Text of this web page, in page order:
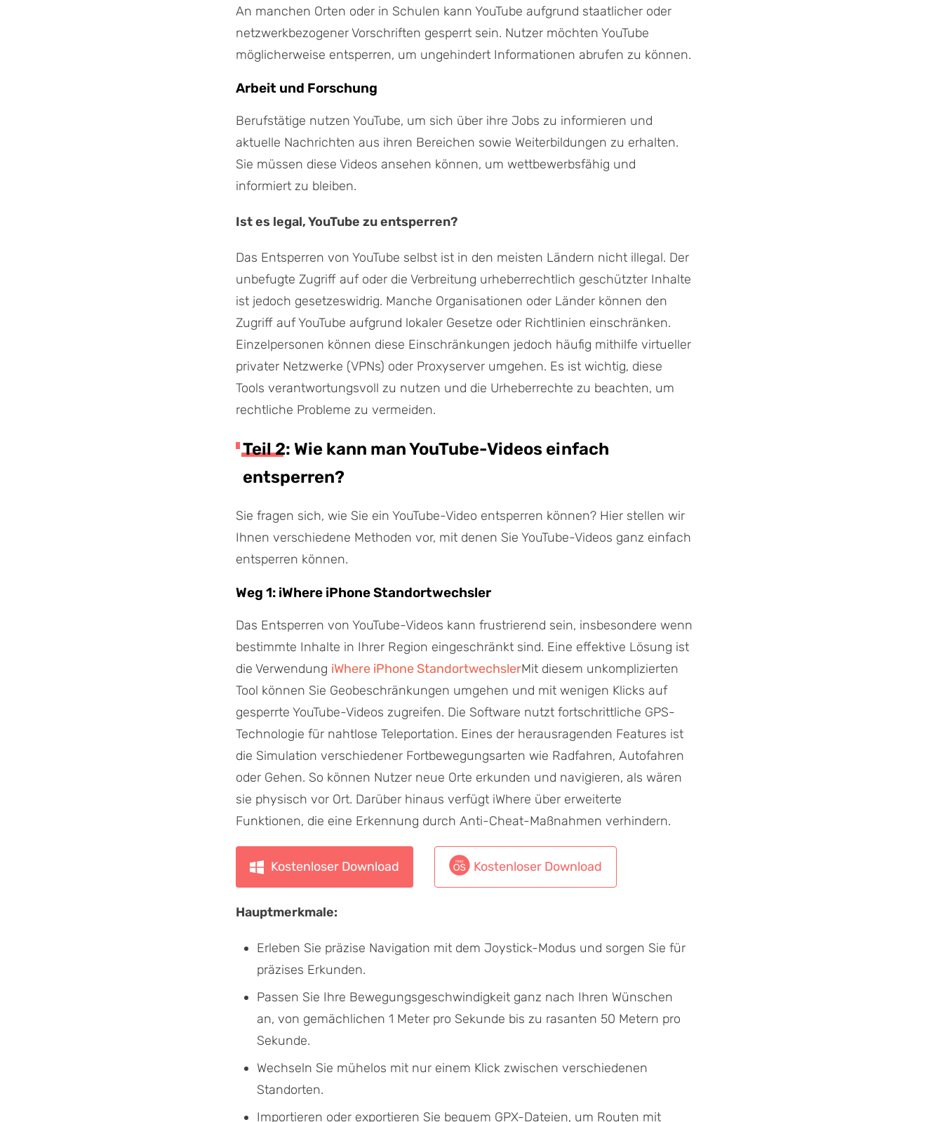
An manchen Orten oder in Schulen kann YouTube aufgrund staatlicher oder
netzwerkbezogener Vorschriften gesperrt sein. Nutzer möchten YouTube
möglicherweise entsperren, um ungehindert Informationen abrufen zu können.
Arbeit und Forschung
Berufstätige nutzen YouTube, um sich über ihre Jobs zu informieren und
aktuelle Nachrichten aus ihren Bereichen sowie Weiterbildungen zu erhalten.
Sie müssen diese Videos ansehen können, um wettbewerbsfähig und
informiert zu bleiben.
Ist es legal, YouTube zu entsperren?
Das Entsperren von YouTube selbst ist in den meisten Ländern nicht illegal. Der
unbefugte Zugriff auf oder die Verbreitung urheberrechtlich geschützter Inhalte
ist jedoch gesetzeswidrig. Manche Organisationen oder Länder können den
Zugriff auf YouTube aufgrund lokaler Gesetze oder Richtlinien einschränken.
Einzelpersonen können diese Einschränkungen jedoch häufig mithilfe virtueller
privater Netzwerke (VPNs) oder Proxyserver umgehen. Es ist wichtig, diese
Tools verantwortungsvoll zu nutzen und die Urheberrechte zu beachten, um
rechtliche Probleme zu vermeiden.
Teil 2: Wie kann man YouTube-Videos einfach
entsperren?
Sie fragen sich, wie Sie ein YouTube-Video entsperren können? Hier stellen wir
Ihnen verschiedene Methoden vor, mit denen Sie YouTube-Videos ganz einfach
entsperren können.
Weg 1: iWhere iPhone Standortwechsler
Das Entsperren von YouTube-Videos kann frustrierend sein, insbesondere wenn
bestimmte Inhalte in Ihrer Region eingeschränkt sind. Eine effektive Lösung ist
die Verwendung iWhere iPhone StandortwechslerMit diesem unkomplizierten
Tool können Sie Geobeschränkungen umgehen und mit wenigen Klicks auf
gesperrte YouTube-Videos zugreifen. Die Software nutzt fortschrittliche GPS-
Technologie für nahtlose Teleportation. Eines der herausragenden Features ist
die Simulation verschiedener Fortbewegungsarten wie Radfahren, Autofahren
oder Gehen. So können Nutzer neue Orte erkunden und navigieren, als wären
sie physisch vor Ort. Darüber hinaus verfügt iWhere über erweiterte
Funktionen, die eine Erkennung durch Anti-Cheat-Maßnahmen verhindern.
Kostenloser Download Kostenloser Download
Hauptmerkmale:
Erleben Sie präzise Navigation mit dem Joystick-Modus und sorgen Sie für
präzises Erkunden.
Passen Sie Ihre Bewegungsgeschwindigkeit ganz nach Ihren Wünschen
an, von gemächlichen 1 Meter pro Sekunde bis zu rasanten 50 Metern pro
Sekunde.
Wechseln Sie mühelos mit nur einem Klick zwischen verschiedenen
Standorten.
Importieren oder exportieren Sie bequem GPX-Dateien, um Routen mit